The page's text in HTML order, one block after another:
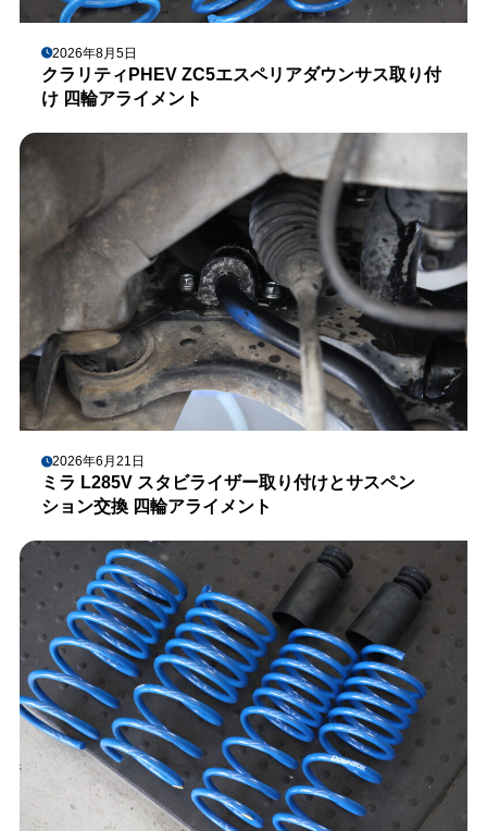
2026年8月5日
クラリティPHEV ZC5エスペリアダウンサス取り付
け 四輪アライメント
2026年6月21日
ミラ L285V スタビライザー取り付けとサスペン
ション交換 四輪アライメント